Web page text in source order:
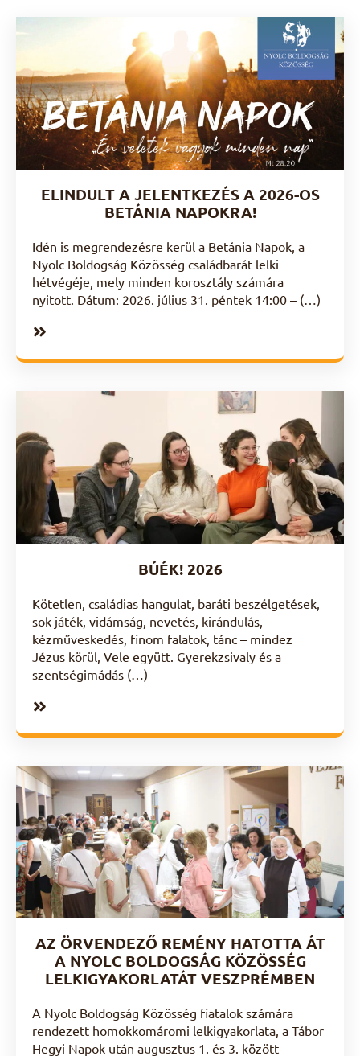
ELINDULT A JELENTKEZÉS A 2026-OS
BETÁNIA NAPOKRA!
Idén is megrendezésre kerül a Betánia Napok, a
Nyolc Boldogság Közösség családbarát lelki
hétvégéje, mely minden korosztály számára
nyitott. Dátum: 2026. július 31. péntek 14:00 – (…)
BÚÉK! 2026
Kötetlen, családias hangulat, baráti beszélgetések,
sok játék, vidámság, nevetés, kirándulás,
kézműveskedés, finom falatok, tánc – mindez
Jézus körül, Vele együtt. Gyerekzsivaly és a
szentségimádás (…)
AZ ÖRVENDEZŐ REMÉNY HATOTTA ÁT
A NYOLC BOLDOGSÁG KÖZÖSSÉG
LELKIGYAKORLATÁT VESZPRÉMBEN
A Nyolc Boldogság Közösség fiatalok számára
rendezett homokkomáromi lelkigyakorlata, a Tábor
Hegyi Napok után augusztus 1. és 3. között